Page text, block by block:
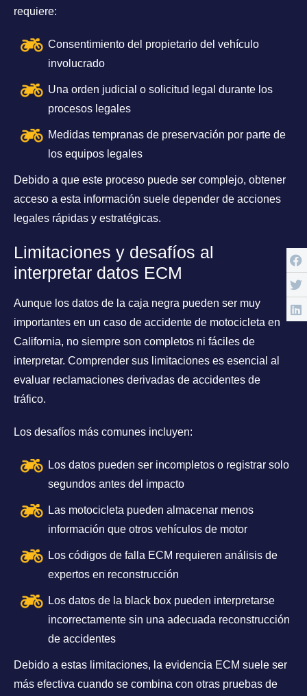
requiere:
Consentimiento del propietario del vehículo
involucrado
Una orden judicial o solicitud legal durante los
procesos legales
Medidas tempranas de preservación por parte de
los equipos legales
Debido a que este proceso puede ser complejo, obtener
acceso a esta información suele depender de acciones
legales rápidas y estratégicas.
Limitaciones y desafíos al
interpretar datos ECM
Aunque los datos de la caja negra pueden ser muy
importantes en un caso de accidente de motocicleta en
California, no siempre son completos ni fáciles de
interpretar. Comprender sus limitaciones es esencial al
evaluar reclamaciones derivadas de accidentes de
tráfico.
Los desafíos más comunes incluyen:
Los datos pueden ser incompletos o registrar solo
segundos antes del impacto
Las motocicleta pueden almacenar menos
información que otros vehículos de motor
Los códigos de falla ECM requieren análisis de
expertos en reconstrucción
Los datos de la black box pueden interpretarse
incorrectamente sin una adecuada reconstrucción
de accidentes
Debido a estas limitaciones, la evidencia ECM suele ser
más efectiva cuando se combina con otras pruebas de